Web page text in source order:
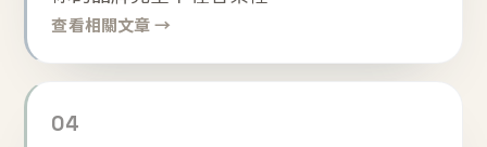
查看相關文章 →
04